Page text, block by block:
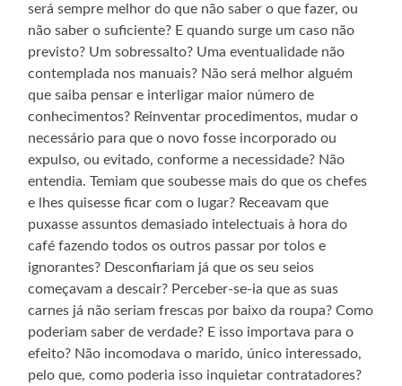
será sempre melhor do que não saber o que fazer, ou
não saber o suficiente? E quando surge um caso não
previsto? Um sobressalto? Uma eventualidade não
contemplada nos manuais? Não será melhor alguém
que saiba pensar e interligar maior número de
conhecimentos? Reinventar procedimentos, mudar o
necessário para que o novo fosse incorporado ou
expulso, ou evitado, conforme a necessidade? Não
entendia. Temiam que soubesse mais do que os chefes
e lhes quisesse ficar com o lugar? Receavam que
puxasse assuntos demasiado intelectuais à hora do
café fazendo todos os outros passar por tolos e
ignorantes? Desconfiariam já que os seu seios
começavam a descair? Perceber-se-ia que as suas
carnes já não seriam frescas por baixo da roupa? Como
poderiam saber de verdade? E isso importava para o
efeito? Não incomodava o marido, único interessado,
pelo que, como poderia isso inquietar contratadores?